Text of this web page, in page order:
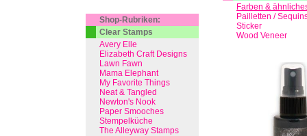
Farben &
Pailletten /
Sticker
Wood Veneer
Shop-Rubriken:
Clear Stamps
Avery Elle
Elizabeth Craft Designs
Lawn Fawn
Mama Elephant
My Favorite Things
Neat & Tangled
Newton's Nook
Paper Smooches
Stempelküche
The Alleyway Stamps